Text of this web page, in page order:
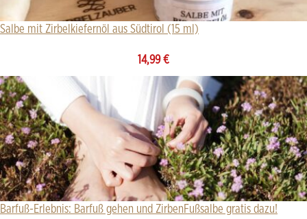
Salbe mit Zirbelkiefernöl aus Südtirol (15 ml)
14,99€
Barfuß-Erlebnis: Barfuß gehen und ZirbenFußsalbe gratis dazu!